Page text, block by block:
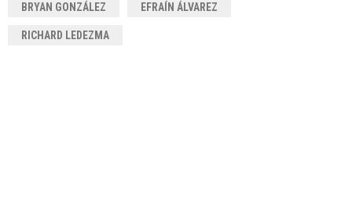
BRYAN GONZÁLEZ EFRAÍN ÁLVAREZ
RICHARD LEDEZMA